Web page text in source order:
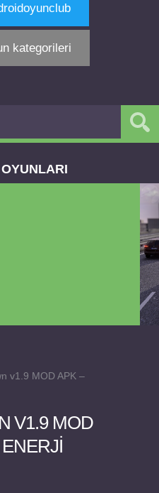
kategorileri
FULL APK
v1.9 MOD APK –
V1.9 MOD